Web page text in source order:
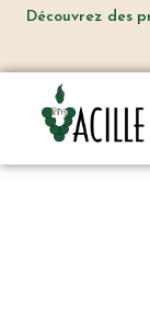
Découvrez des